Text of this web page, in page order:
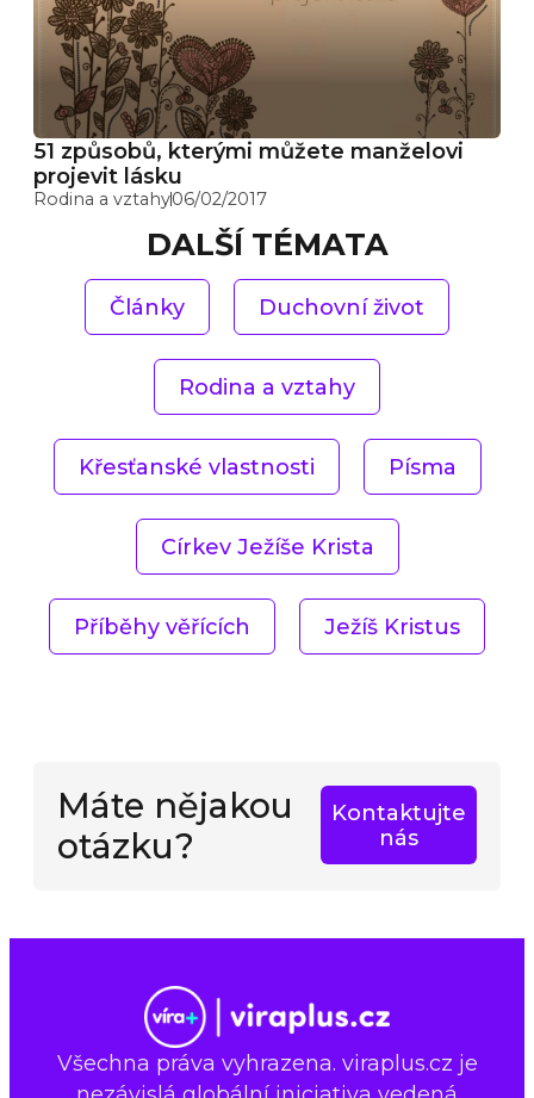
51 způsobů, kterými můžete manželovi
projevit lásku
Rodina a vztahy06/02/2017
DALŠÍ TÉMATA
Články Duchovní život
Rodina a vztahy
Křesťanské vlastnosti Písma
Církev Ježíše Krista
Příběhy věřících Ježíš Kristus
Máte nějakou
otázku?
Kontaktujte
nás
Všechna práva vyhrazena. viraplus.cz je